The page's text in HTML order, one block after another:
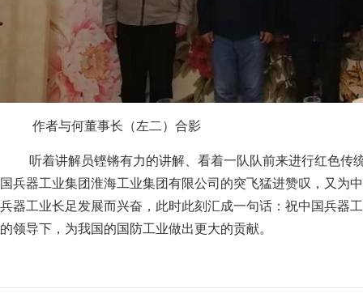
作者与何董事长（左二）合影
听着讲解员铿锵有力的讲解、看着一队队前来进行红色
国兵器工业集团淮海工业集团有限公司的突飞猛进赞叹，又为
兵器工业长足发展而兴奋，此时此刻汇成一句话：祝中国兵器
的领导下，为我国的国防工业做出更大的贡献。